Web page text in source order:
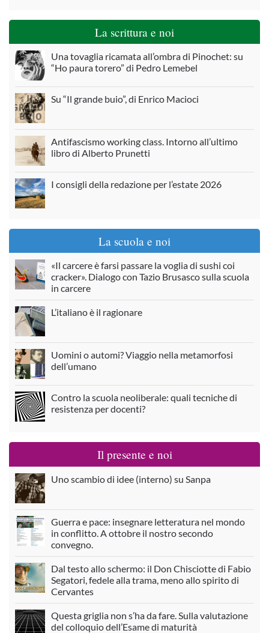
La scrittura e noi
Una tovaglia ricamata all’ombra di Pinochet: su
“Ho paura torero” di Pedro Lemebel
Su “Il grande buio”, di Enrico Macioci
Antifascismo working class. Intorno all’ultimo
libro di Alberto Prunetti
I consigli della redazione per l’estate 2026
La scuola e noi
«Il carcere è farsi passare la voglia di sushi coi
cracker». Dialogo con Tazio Brusasco sulla scuola
in carcere
L’italiano è il ragionare
Uomini o automi? Viaggio nella metamorfosi
dell’umano
Contro la scuola neoliberale: quali tecniche di
resistenza per docenti?
Il presente e noi
Uno scambio di idee (interno) su Sanpa
Guerra e pace: insegnare letteratura nel mondo
in conflitto. A ottobre il nostro secondo
convegno.
Dal testo allo schermo: il Don Chisciotte di Fabio
Segatori, fedele alla trama, meno allo spirito di
Cervantes
Questa griglia non s’ha da fare. Sulla valutazione
del colloquio dell’Esame di maturità